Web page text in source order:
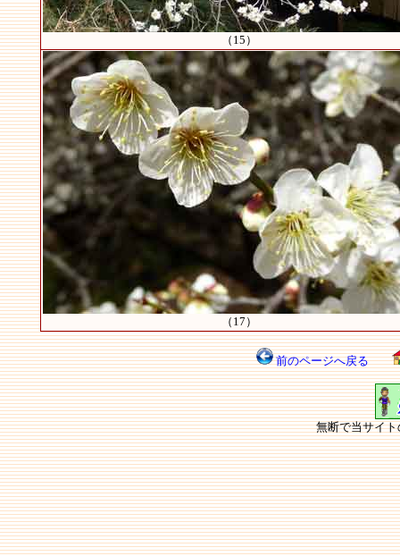
（15）
（17）
前のページへ戻る
無断で当サイ